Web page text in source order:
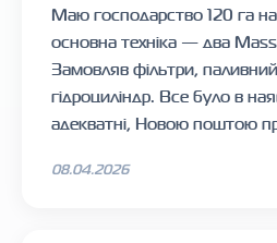
Маю господарство 120 га
основна техніка — два
Замовляв фільтри,
гідроциліндр. Все було в
адекватні, Новою поштою
08.04.2026